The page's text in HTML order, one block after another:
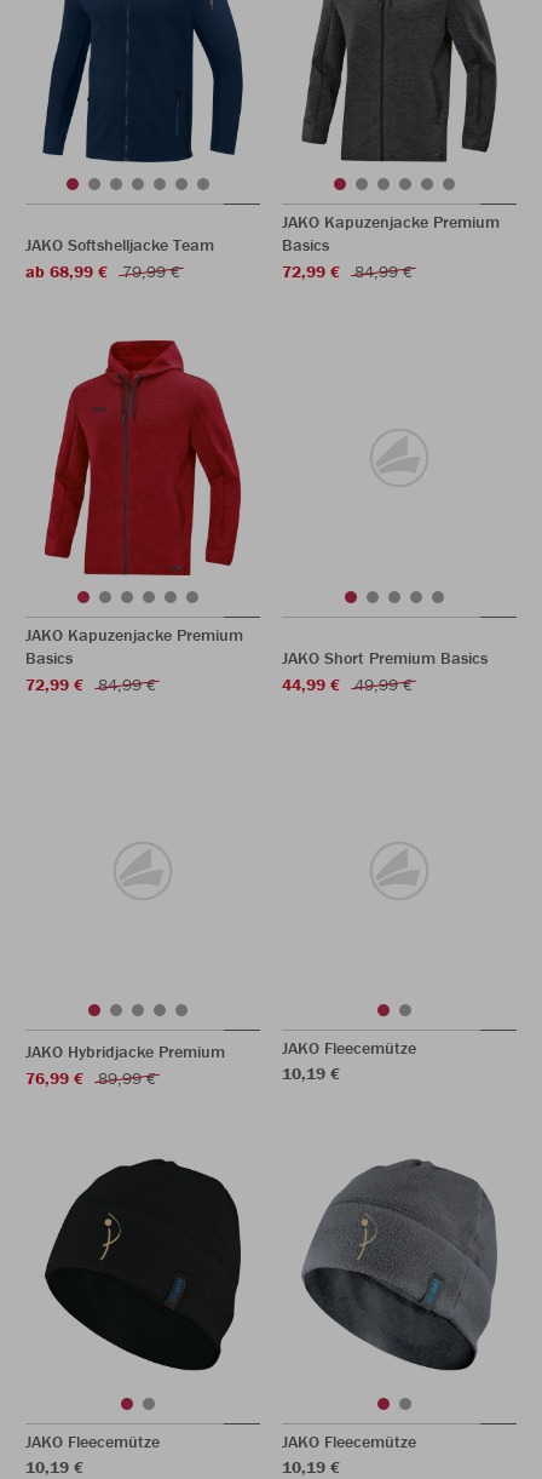
JAKO Softshelljacke Team
ab 68,99 €
79,99 €
JAKO Kapuzenjacke Premium
Basics
72,99 €
84,99 €
JAKO Kapuzenjacke Premium
Basics
72,99 €
84,99 €
JAKO Short Premium Basics
44,99 €
49,99 €
JAKO Hybridjacke Premium
76,99 €
89,99 €
JAKO Fleecemütze
10,19 €
JAKO Fleecemütze
10,19 €
JAKO Fleecemütze
10,19 €